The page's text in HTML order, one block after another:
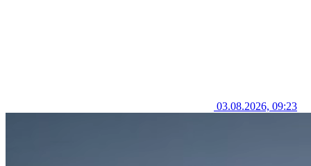
03.08.2026, 09:23